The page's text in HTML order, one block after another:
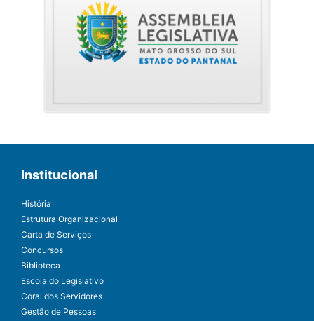
Institucional
História
Estrutura Organizacional
Carta de Serviços
Concursos
Biblioteca
Escola do Legislativo
Coral dos Servidores
Gestão de Pessoas